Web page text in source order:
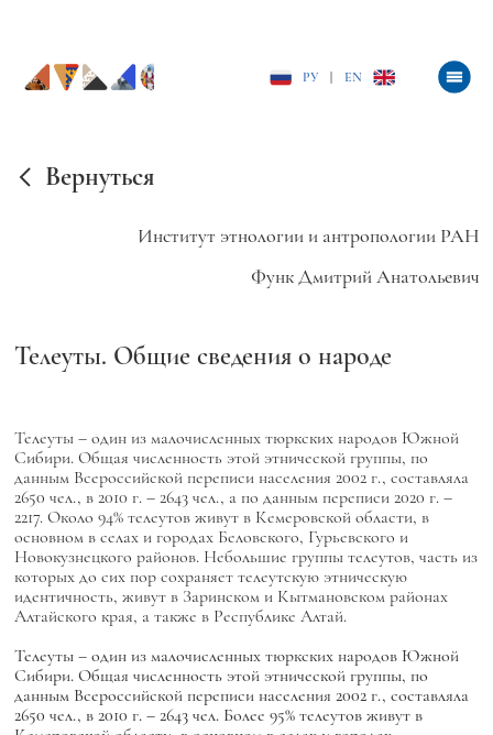
РУ EN
Вернуться
Институт этнологии и антропологии РАН
Функ Дмитрий Анатольевич
Телеуты. Общие сведения о народе
Телеуты – один из малочисленных тюркских народов Южной
Сибири. Общая численность этой этнической группы, по
данным Всероссийской переписи населения 2002 г., составляла
2650 чел., в 2010 г. – 2643 чел., а по данным переписи 2020 г. –
2217. Около 94% телеутов живут в Кемеровской области, в
основном в селах и городах Беловского, Гурьевского и
Новокузнецкого районов. Небольшие группы телеутов, часть из
которых до сих пор сохраняет телеутскую этническую
идентичность, живут в Заринском и Кытмановском районах
Алтайского края, а также в Республике Алтай.
Телеуты – один из малочисленных тюркских народов Южной
Сибири. Общая численность этой этнической группы, по
данным Всероссийской переписи населения 2002 г., составляла
2650 чел., в 2010 г. – 2643 чел. Более 95% телеутов живут в